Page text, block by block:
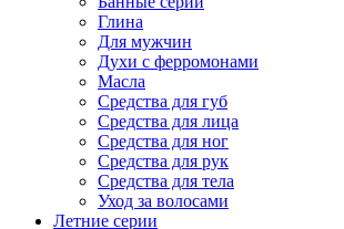
Глина
Для мужчин
Духи с ферромонами
Масла
Средства для губ
Средства для лица
Средства для ног
Средства для рук
Средства для тела
Уход за волосами
Летние серии